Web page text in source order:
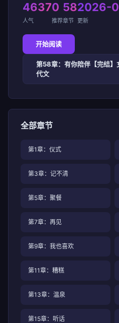
4637
人气
0
推荐
58
章节
2026-
更新
开始阅读
第58章：有你陪伴【完结】
代文
全部章节
第1章：仪式
第3章：记不清
第5章：聚餐
第7章：再见
第9章：我也喜欢
第11章：糟糕
第13章：温泉
第15章：听话